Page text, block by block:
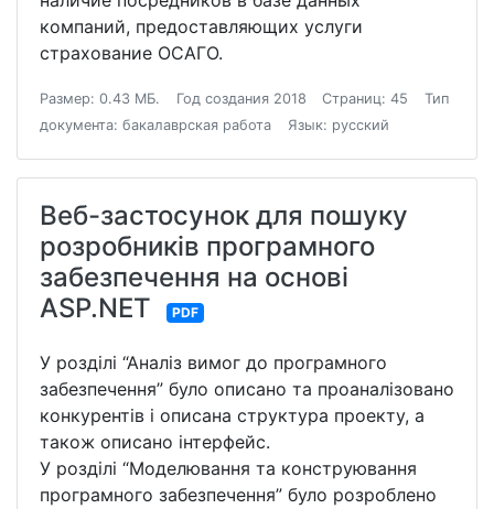
компаний, предоставляющих услуги
страхование ОСАГО.
Размер: 0.43 МБ. Год создания 2018 Страниц: 45
Тип
документа: бакалаврская работа
Язык: русский
Веб-застосунок для пошуку
розробників програмного
забезпечення на основі
ASP.NET
PDF
У розділі “Аналіз вимог до програмного
забезпечення” було описано та проаналізовано
конкурентів і описана структура проекту, а
також описано інтерфейс.
У розділі “Моделювання та конструювання
програмного забезпечення” було розроблено